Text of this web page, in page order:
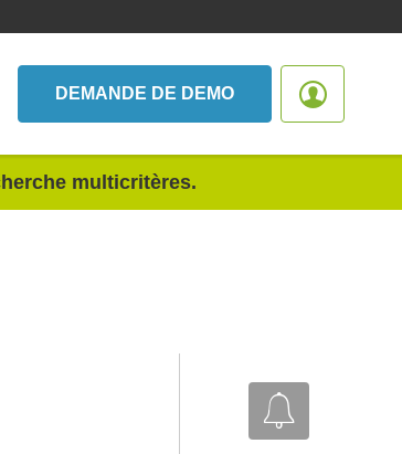
DEMANDE DE DEMO
multicritères.